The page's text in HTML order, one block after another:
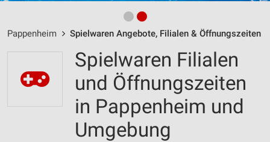
Pappenheim Spielwaren Angebote, Filialen & Öffnungszeiten
Spielwaren Filialen
und Öffnungszeiten
in Pappenheim und
Umgebung